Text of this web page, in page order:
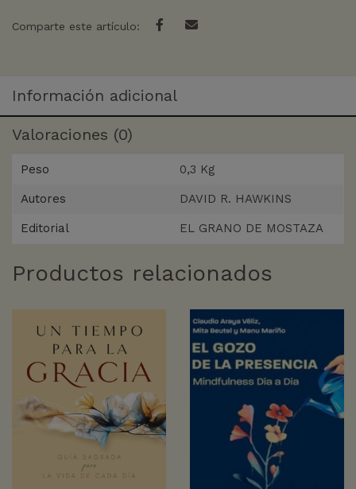
Comparte este artículo:
Información adicional
Valoraciones (0)
Peso 0,3 Kg
Autores DAVID R. HAWKINS
Editorial EL GRANO DE MOSTAZA
Productos relacionados